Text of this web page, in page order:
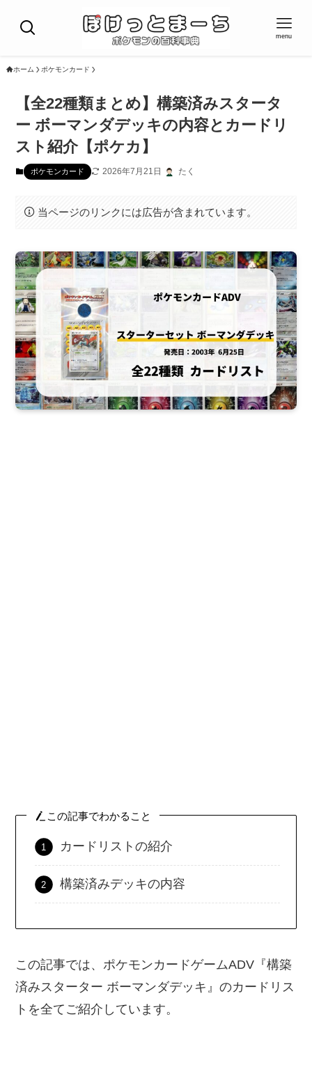
menu
ホーム ポケモンカード
【全22種類まとめ】構築済みスタータ
ー ボーマンダデッキの内容とカードリ
スト紹介【ポケカ】
ポケモンカード 2026年7月21日 たく
当ページのリンクには広告が含まれています。
この記事でわかること
カードリストの紹介
構築済みデッキの内容
この記事では、ポケモンカードゲームADV『構築
済みスターター ボーマンダデッキ』のカードリス
トを全てご紹介しています。